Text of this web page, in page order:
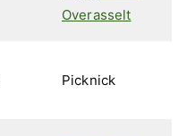
Overasselt
Picknick